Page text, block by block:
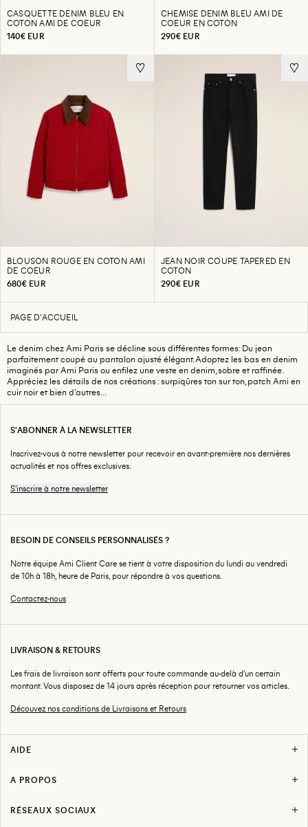
CASQUETTE DENIM BLEU EN
COTON AMI DE COEUR
140€ EUR
CHEMISE DENIM BLEU AMI DE
COEUR EN COTON
290€ EUR
BLOUSON ROUGE EN COTON AMI
DE COEUR
680€ EUR
JEAN NOIR COUPE TAPERED EN
COTON
290€ EUR
PAGE D'ACCUEIL
Le denim chez Ami Paris se décline sous différentes formes: Du jean
parfaitement coupé au pantalon ajusté élégant. Adoptez les bas en denim
imaginés par Ami Paris ou enfilez une veste en denim, sobre et raffinée.
Appréciez les détails de nos créations : surpiqûres ton sur ton, patch Ami en
cuir noir et bien d’autres...
S'ABONNER À LA NEWSLETTER
Inscrivez-vous à notre newsletter pour recevoir en avant-première nos dernières
actualités et nos offres exclusives.
S'inscrire à notre newsletter
BESOIN DE CONSEILS PERSONNALISÉS ?
Notre équipe Ami Client Care se tient à votre disposition du lundi au vendredi
de 10h à 18h, heure de Paris, pour répondre à vos questions.
Contactez-nous
LIVRAISON & RETOURS
Les frais de livraison sont offerts pour toute commande au-delà d'un certain
montant. Vous disposez de 14 jours après réception pour retourner vos articles.
Découvez nos conditions de Livraisons et Retours
AIDE
Initier un Retour
Nous contacter
A PROPOS
La Maison
RÉSEAUX SOCIAUX